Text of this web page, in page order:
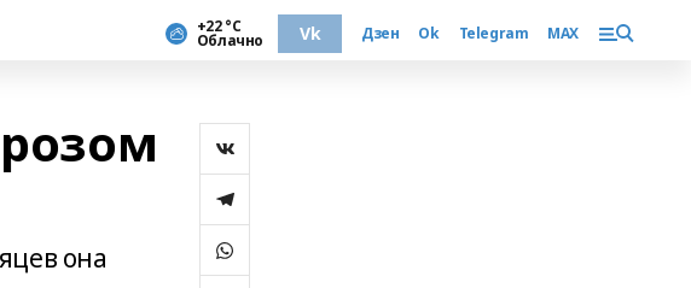
+22 °С
Облачно Vk Дзен Ok Telegram MAX
она